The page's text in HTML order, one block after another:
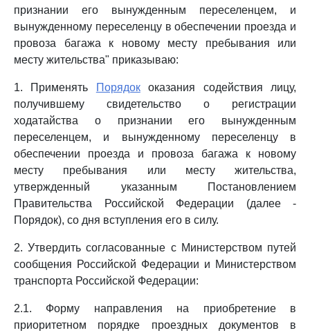
признании его вынужденным переселенцем, и
вынужденному переселенцу в обеспечении проезда и
провоза багажа к новому месту пребывания или
месту жительства" приказываю:
1. Применять Порядококазания содействия лицу,
получившему свидетельство о регистрации
ходатайства о признании его вынужденным
переселенцем, и вынужденному переселенцу в
обеспечении проезда и провоза багажа к новому
месту пребывания или месту жительства,
утвержденный указанным Постановлением
Правительства Российской Федерации (далее -
Порядок), со дня вступления его в силу.
2. Утвердить согласованные с Министерством путей
сообщения Российской Федерации и Министерством
транспорта Российской Федерации:
2.1. Форму направления на приобретение в
приоритетном порядке проездных документов в